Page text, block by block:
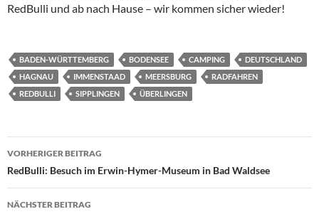
RedBulli und ab nach Hause – wir kommen sicher wieder!
BADEN-WÜRTTEMBERG BODENSEE CAMPING
DEUTSCHLAND
HAGNAU
IMMENSTAAD MEERSBURG
RADFAHREN
REDBULLI
SIPPLINGEN ÜBERLINGEN
Beitragsnavigation
VORHERIGER BEITRAG
RedBulli: Besuch im Erwin-Hymer-Museum in Bad Waldsee
NÄCHSTER BEITRAG